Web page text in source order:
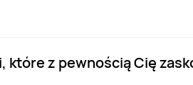
które z pewnością Cię